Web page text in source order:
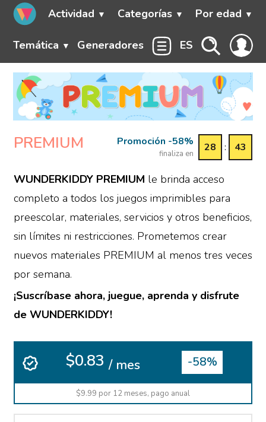
Actividad Categorías Por edad
Temática Generadores ES
PREMIUM Promoción -58%
finaliza en
28 : 42
WUNDERKIDDY PREMIUM le brinda acceso
completo a todos los juegos imprimibles para
preescolar, materiales, servicios y otros beneficios,
sin límites ni restricciones. Prometemos crear
nuevos materiales PREMIUM al menos tres veces
por semana.
¡Suscríbase ahora, juegue, aprenda y disfrute
de WUNDERKIDDY!
$0.83 / mes -58%
$9.99 por 12 meses, pago anual